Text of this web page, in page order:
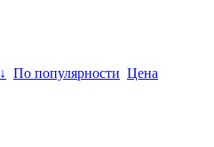
↓ По популярности Цена